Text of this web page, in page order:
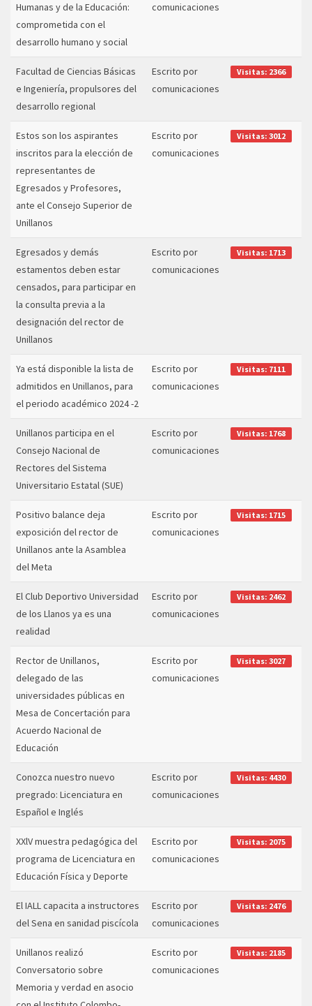
Humanas y de la Educación:
comprometida con el
desarrollo humano y social
comunicaciones
Facultad de Ciencias Básicas
e Ingeniería, propulsores del
desarrollo regional
Escrito por
comunicaciones
Visitas: 2366
Estos son los aspirantes
inscritos para la elección de
representantes de
Egresados y Profesores,
ante el Consejo Superior de
Unillanos
Escrito por
comunicaciones
Visitas: 3012
Egresados y demás
estamentos deben estar
censados, para participar en
la consulta previa a la
designación del rector de
Unillanos
Escrito por
comunicaciones
Visitas: 1713
Ya está disponible la lista de
admitidos en Unillanos, para
el periodo académico 2024 -2
Escrito por
comunicaciones
Visitas: 7111
Unillanos participa en el
Consejo Nacional de
Rectores del Sistema
Universitario Estatal (SUE)
Escrito por
comunicaciones
Visitas: 1768
Positivo balance deja
exposición del rector de
Unillanos ante la Asamblea
del Meta
Escrito por
comunicaciones
Visitas: 1715
El Club Deportivo Universidad
de los Llanos ya es una
realidad
Escrito por
comunicaciones
Visitas: 2462
Rector de Unillanos,
delegado de las
universidades públicas en
Mesa de Concertación para
Acuerdo Nacional de
Educación
Escrito por
comunicaciones
Visitas: 3027
Conozca nuestro nuevo
pregrado: Licenciatura en
Español e Inglés
Escrito por
comunicaciones
Visitas: 4430
XXlV muestra pedagógica del
programa de Licenciatura en
Educación Física y Deporte
Escrito por
comunicaciones
Visitas: 2075
El IALL capacita a instructores
del Sena en sanidad piscícola
Escrito por
comunicaciones
Visitas: 2476
Unillanos realizó
Conversatorio sobre
Memoria y verdad en asocio
Escrito por
comunicaciones
Visitas: 2185